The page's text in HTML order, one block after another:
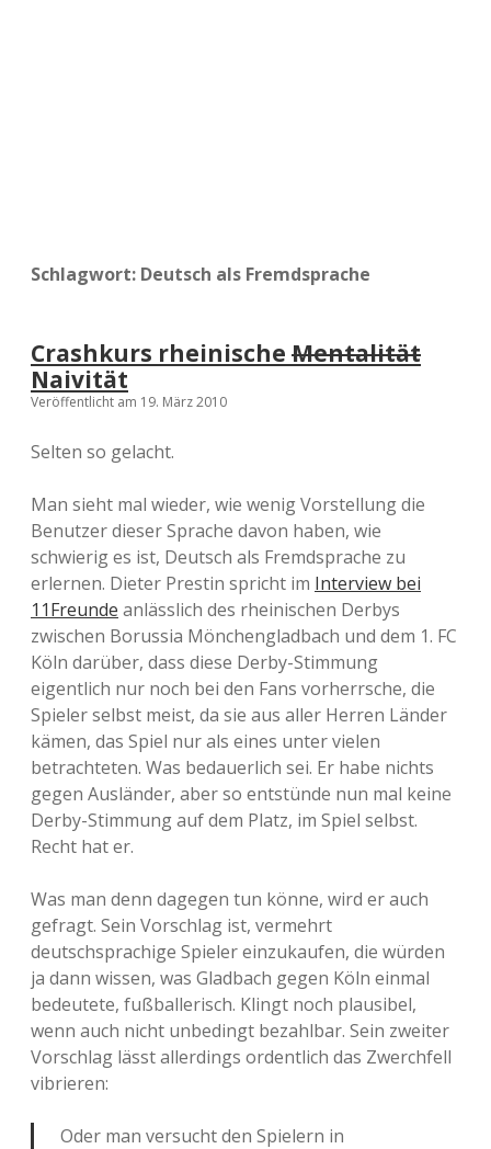
Schlagwort: Deutsch als Fremdsprache
Crashkurs rheinische Mentalität
Naivität
Veröffentlicht am 19. März 2010
Selten so gelacht.
Man sieht mal wieder, wie wenig Vorstellung die
Benutzer dieser Sprache davon haben, wie
schwierig es ist, Deutsch als Fremdsprache zu
erlernen. Dieter Prestin spricht im Interview bei
11Freunde anlässlich des rheinischen Derbys
zwischen Borussia Mönchengladbach und dem 1. FC
Köln darüber, dass diese Derby-Stimmung
eigentlich nur noch bei den Fans vorherrsche, die
Spieler selbst meist, da sie aus aller Herren Länder
kämen, das Spiel nur als eines unter vielen
betrachteten. Was bedauerlich sei. Er habe nichts
gegen Ausländer, aber so entstünde nun mal keine
Derby-Stimmung auf dem Platz, im Spiel selbst.
Recht hat er.
Was man denn dagegen tun könne, wird er auch
gefragt. Sein Vorschlag ist, vermehrt
deutschsprachige Spieler einzukaufen, die würden
ja dann wissen, was Gladbach gegen Köln einmal
bedeutete, fußballerisch. Klingt noch plausibel,
wenn auch nicht unbedingt bezahlbar. Sein zweiter
Vorschlag lässt allerdings ordentlich das Zwerchfell
vibrieren:
Oder man versucht den Spielern in